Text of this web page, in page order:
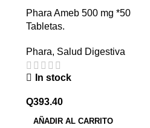
Phara Ameb 500 mg *50
Tabletas.
Phara, Salud Digestiva
In stock
Q393.40
AÑADIR AL CARRITO